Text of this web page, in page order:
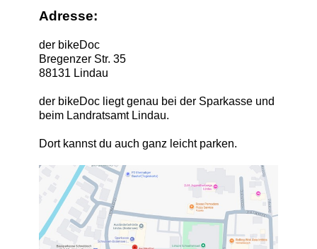
Adresse:
der bikeDoc
Bregenzer Str. 35
88131 Lindau
der bikeDoc liegt genau bei der Sparkasse und
beim Landratsamt Lindau.
Dort kannst du auch ganz leicht parken.